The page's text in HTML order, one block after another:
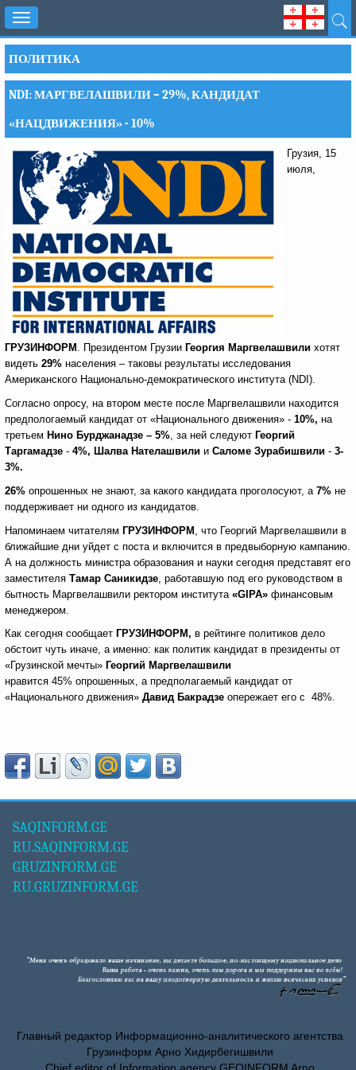
Toggle
navigation
ПОЛИТИКА
NDI: МАРГВЕЛАШВИЛИ – 29%, КАНДИДАТ
«НАЦДВИЖЕНИЯ» - 10%
Грузия, 15
июля,
ГРУЗИНФОРМ . Президентом Грузии Георгия Маргвелашвили хотят
видеть 29% населения – таковы результаты исследования
Американского Национально-демократического института (NDI).
Согласно опросу, на втором месте после Маргвелашвили находится
предпологаемый кандидат от «Национального движения» - 10%, на
третьем Нино Бурджанадзе – 5%, за ней следуют Георгий
Таргамадзе - 4%, Шалва Нателашвили и Саломе Зурабишвили - 3-
3%.
26% опрошенных не знают, за какого кандидата проголосуют, а 7% не
поддерживает ни одного из кандидатов.
Напоминаем читателям ГРУЗИНФОРМ , что Георгий Маргвелашвили в
ближайшие дни уйдет с поста и включится в предвыборную кампанию.
А на должность министра образования и науки сегодня представят его
заместителя Тамар Саникидзе, работавшую под его руководством в
бытность Маргвелашвили ректором института «GIPA» финансовым
менеджером.
Как сегодня сообщает ГРУЗИНФОРМ, в рейтинге политиков дело
обстоит чуть иначе, а именно: как политик кандидат в президенты от
«Грузинской мечты» Георгий Маргвелашвили
нравится 45% опрошенных, а предполагаемый кандидат от
«Национального движения» Давид Бакрадзе опережает его с 48%.
SAQINFORM.GE
RU.SAQINFORM.GE
GRUZINFORM.GE
RU.GRUZINFORM.GE
Главный редактор Информационно-аналитического агентства
Грузинформ Арно Хидирбегишвили
Chief editor of Information agency GEOINFORM Arno